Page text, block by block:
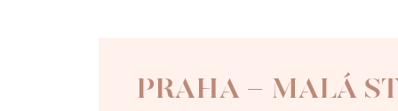
PRAHA - MALÁ